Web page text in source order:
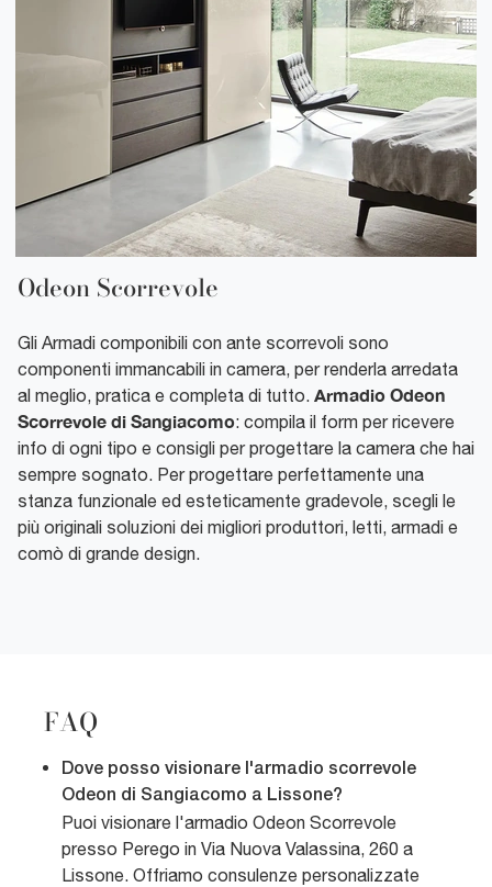
Odeon Scorrevole
Gli Armadi componibili con ante scorrevoli sono
componenti immancabili in camera, per renderla arredata
al meglio, pratica e completa di tutto. Armadio Odeon
Scorrevole di Sangiacomo: compila il form per ricevere
info di ogni tipo e consigli per progettare la camera che hai
sempre sognato. Per progettare perfettamente una
stanza funzionale ed esteticamente gradevole, scegli le
più originali soluzioni dei migliori produttori, letti, armadi e
comò di grande design.
FAQ
Dove posso visionare l'armadio scorrevole
Odeon di Sangiacomo a Lissone?
Puoi visionare l'armadio Odeon Scorrevole
presso Perego in Via Nuova Valassina, 260 a
Lissone. Offriamo consulenze personalizzate